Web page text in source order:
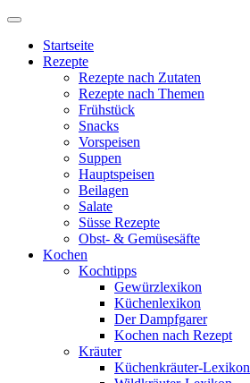
Startseite
Rezepte
Rezepte nach Zutaten
Rezepte nach Themen
Frühstück
Snacks
Vorspeisen
Suppen
Hauptspeisen
Beilagen
Salate
Süsse Rezepte
Obst- & Gemüsesäfte
Kochen
Kochtipps
Gewürzlexikon
Küchenlexikon
Der Dampfgarer
Kochen nach Rezept
Kräuter
Küchenkräuter-Lexikon